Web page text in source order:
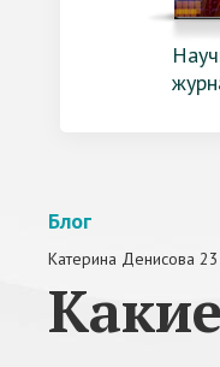
Блог
Катерина Денисова